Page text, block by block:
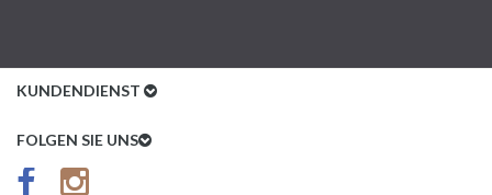
Ist das echtfell ?
KUNDENDIENST
Kundenservice
AGB
FOLGEN SIE UNS